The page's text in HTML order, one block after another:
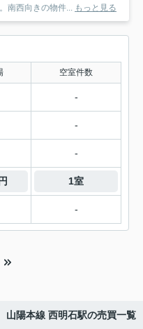
南西向きの物件... もっと見る
空室件数
-
-
-
1室
-
山陽本線 西明石駅の売買一覧